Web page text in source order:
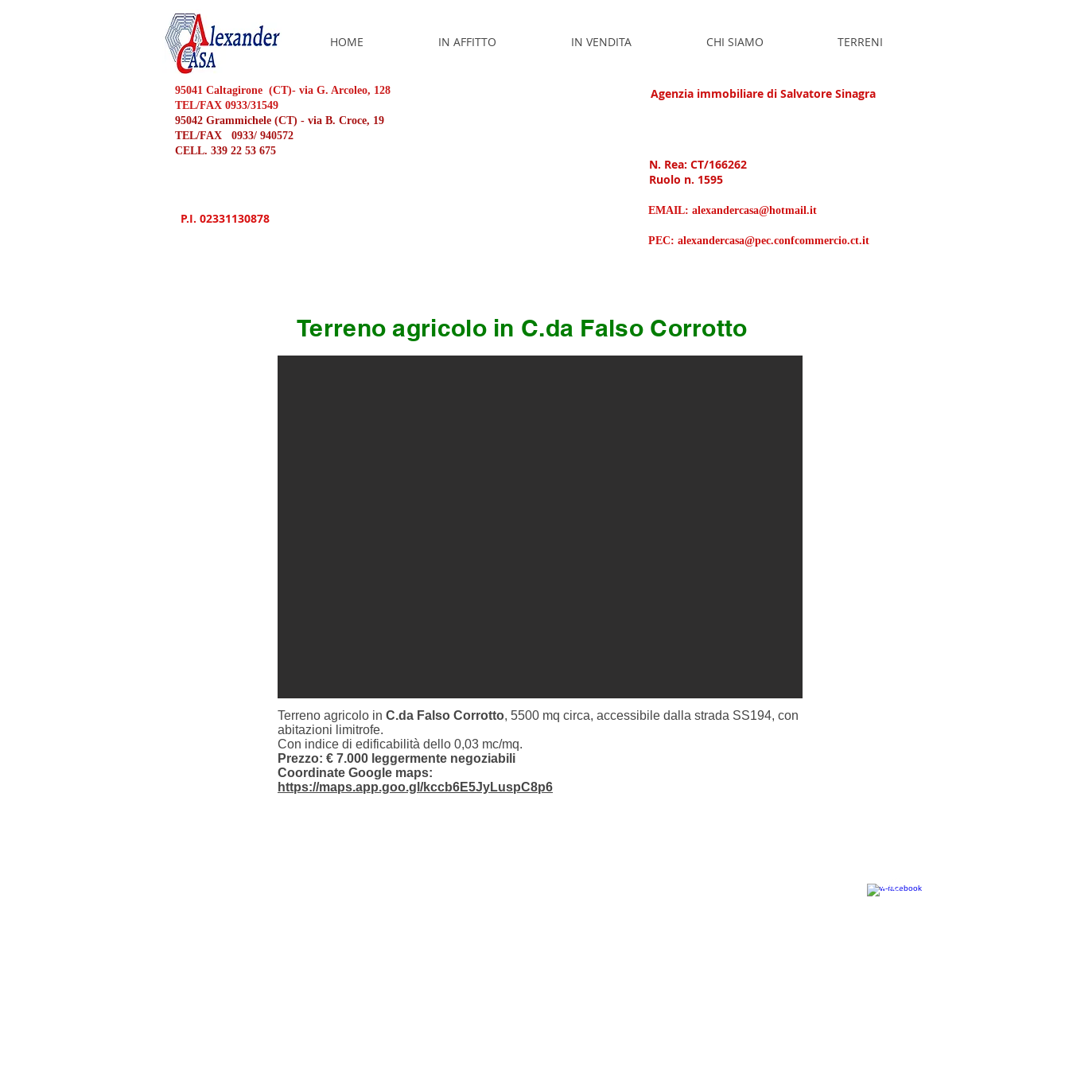
HOME IN AFFITTO IN VENDITA CHI SIAMO TERRENI
95041 Caltagirone (CT)- via G. Arcoleo, 128
TEL/FAX 0933/31549
95042 Grammichele (CT) - via B. Croce, 19
TEL/FAX 0933/ 940572
CELL. 339 22 53 675
Agenzia immobiliare di Salvatore Sinagra
N. Rea: CT/166262
Ruolo n. 1595
P.I. 02331130878
EMAIL: alexandercasa@hotmail.it
PEC: alexandercasa@pec.confcommercio.ct.it
Terreno agricolo in C.da Falso Corrotto
Terreno agricolo in C.da Falso Corrotto, 5500 mq circa, accessibile dalla strada SS194, con
abitazioni limitrofe.
Con indice di edificabilità dello 0,03 mc/mq.
Prezzo: € 7.000 leggermente negoziabili
Coordinate Google maps:
https://maps.app.goo.gl/kccb6E5JyLuspC8p6